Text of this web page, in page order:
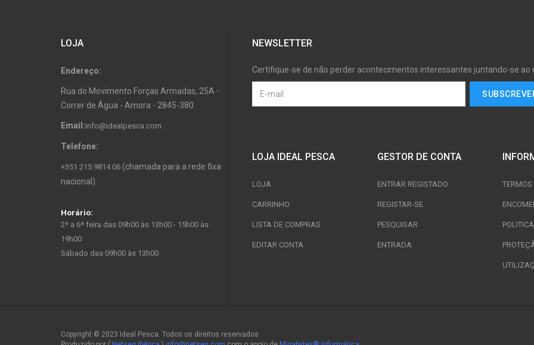
LOJA
Endereço:
Rua do Movimento Forças Armadas, 25A -
Correr de Água - Amora - 2845-380
Email:info@idealpesca.com
Telefone:
+351 215 9814 06 (chamada para a rede fixa
nacional)
Horário:
2ª a 6ª feira das 09h00 às 13h00 - 15h00 às
19h00
Sábado das 09h00 às 13h00
NEWSLETTER
Certifique-se de não perder acontecimentos interessantes juntando-se ao
LOJA IDEAL PESCA
LOJA
CARRINHO
LISTA DE COMPRAS
EDITAR CONTA
GESTOR DE CONTA
ENTRAR REGISTADO
REGISTAR-SE
PESQUISAR
ENTRADA
TERMOS
Copyright © 2023 Ideal Pesca. Todos os direitos reservados